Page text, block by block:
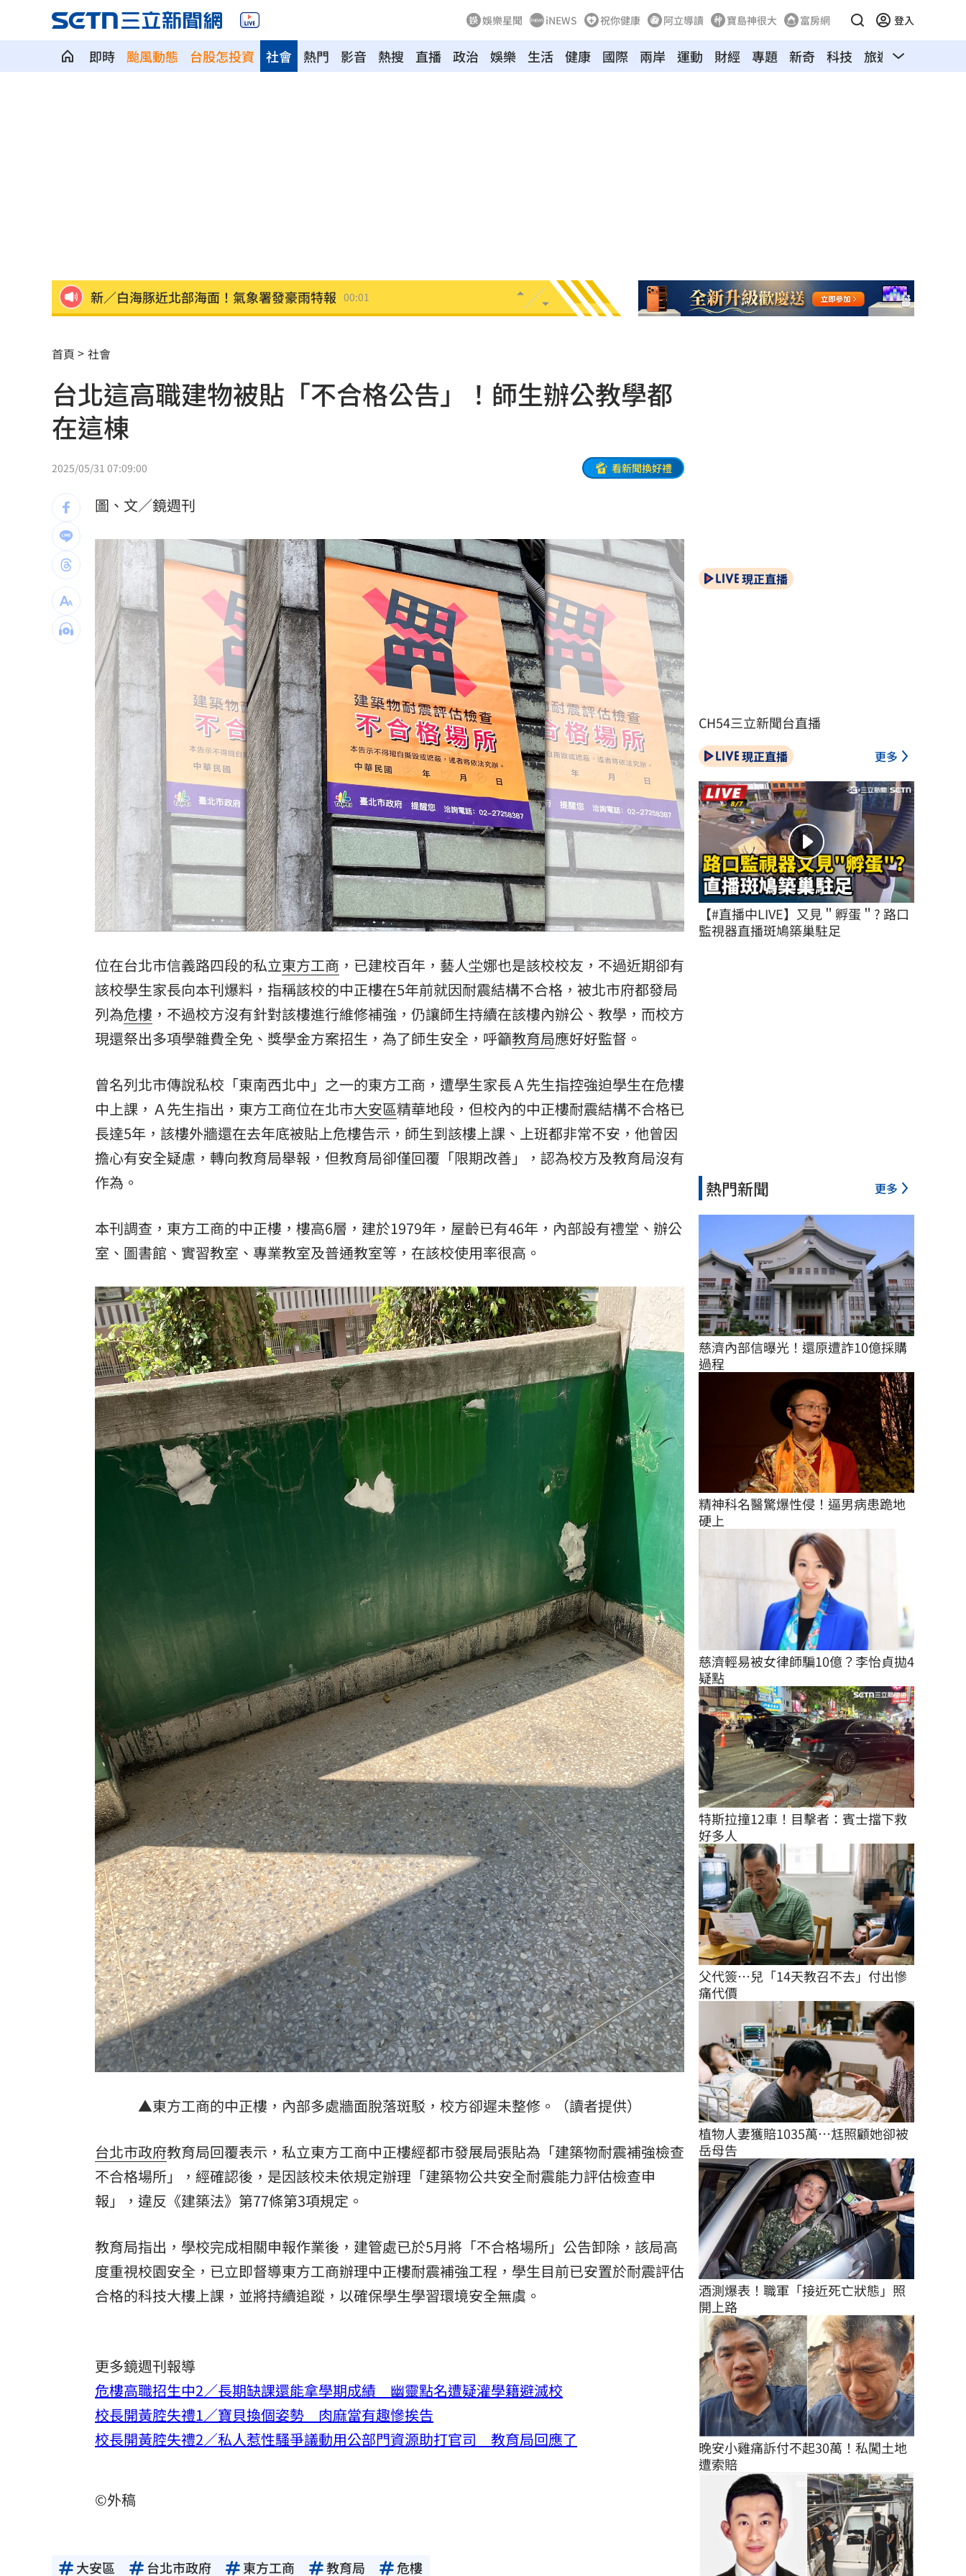
娛樂星聞 iNEWS 祝你健康 阿立導讀 寶島神很大 富房網 登入
即時 颱風動態 台股怎投資 熱門 影音 熱搜 直播 政治
社會 娛樂 生活 健康 國際 兩岸 運動 財經 專題 新奇 科技 旅遊 汽車
南電Q2財報公布後 目標價調升 00:00
費仔確定成自由球員 下一步動向引人關注
米蘭達離婚奧蘭多布魯13年！罕談前夫互動 23:40
美制裁杜拜加密幣交所！控助伊朗革命衛隊
美就業數據爆冷 這信號Fed升息警報降溫
梅西父親病逝享壽68歲 一路陪伴兒闖足壇
喝錯傷身！營養師整理喝咖啡「7大守則」 23:27
美：東南亞詐騙園區多由中國背景組織主導 23:25
拆監獄家書見「叫別人老婆」人妻氣炸 23:22
ETF存到2千萬退休！他因1封信重回職場 23:21
社宅包租爆糾紛 房客控業者硬闖屋內趕人 23:16
馬斯克蓋地球最大晶圓廠 專家揭3大隱憂 23:09
台灣彩券開獎直播中 20:31
LIVE三立+24小時直播 15:27
三立iNEWS新聞台線上直播 18:00
台彩父親節推新刮刮樂千萬頭獎超「爸」氣 12:00
商場戰國來臨 台中「頂奢大道」逐漸成形 12:00
「拍片人的多重宇宙」職涯論壇9/12登場！ 10:30
8國球員齊聚高雄 Formosa 7s掀足球熱潮 10:00
理想混蛋號召粉絲跨海追星吃美食！ 18:15
首頁 社會
台北這高職建物被貼「不合格公告」！師生辦公教學都
在這棟
2025/05/31 07:09:00 看新聞換好禮
圖、文／鏡週刊
位在台北市信義路四段的私立東方工商 ，已建校百年，藝人坣娜也是該校校友，不過近期卻有
該校學生家長向本刊爆料，指稱該校的中正樓在5年前就因耐震結構不合格，被北市府都發局
列為危樓 ，不過校方沒有針對該樓進行維修補強，仍讓師生持續在該樓內辦公、教學，而校方
現還祭出多項學雜費全免、獎學金方案招生，為了師生安全，呼籲教育局應好好監督。
曾名列北市傳說私校「東南西北中」之一的東方工商，遭學生家長Ａ先生指控強迫學生在危樓
中上課，Ａ先生指出，東方工商位在北市大安區精華地段，但校內的中正樓耐震結構不合格已
長達5年，該樓外牆還在去年底被貼上危樓告示，師生到該樓上課、上班都非常不安，他曾因
擔心有安全疑慮，轉向教育局舉報，但教育局卻僅回覆「限期改善」，認為校方及教育局沒有
作為。
本刊調查，東方工商的中正樓，樓高6層，建於1979年，屋齡已有46年，內部設有禮堂、辦公
室、圖書館、實習教室、專業教室及普通教室等，在該校使用率很高。
▲東方工商的中正樓，內部多處牆面脫落斑駁，校方卻遲未整修。（讀者提供）
台北市政府教育局回覆表示，私立東方工商中正樓經都市發展局張貼為「建築物耐震補強檢查
不合格場所」，經確認後，是因該校未依規定辦理「建築物公共安全耐震能力評估檢查申
報」，違反《建築法》第77條第3項規定。
教育局指出，學校完成相關申報作業後，建管處已於5月將「不合格場所」公告卸除，該局高
度重視校園安全，已立即督導東方工商辦理中正樓耐震補強工程，學生目前已安置於耐震評估
合格的科技大樓上課，並將持續追蹤，以確保學生學習環境安全無虞。
更多鏡週刊報導
危樓高職招生中2／長期缺課還能拿學期成績 幽靈點名遭疑灌學籍避滅校
校長開黃腔失禮1／寶貝換個姿勢 肉麻當有趣慘挨告
校長開黃腔失禮2／私人惹性騷爭議動用公部門資源助打官司 教育局回應了
©外稿
大安區 台北市政府 東方工商 教育局 危樓
現正直播
CH54三立新聞台直播
現正直播 更多
【#直播中LIVE】又見＂孵蛋＂? 路口
監視器直播斑鳩築巢駐足
熱門新聞 更多
慈濟內部信曝光！還原遭詐10億採購
過程
精神科名醫驚爆性侵！逼男病患跪地
硬上
慈濟輕易被女律師騙10億？李怡貞拋4
疑點
特斯拉撞12車！目擊者：賓士擋下救
好多人
父代簽…兒「14天教召不去」付出慘
痛代價
植物人妻獲賠1035萬…尪照顧她卻被
岳母告
酒測爆表！職軍「接近死亡狀態」照
開上路
晚安小雞痛訴付不起30萬！私闖土地
遭索賠